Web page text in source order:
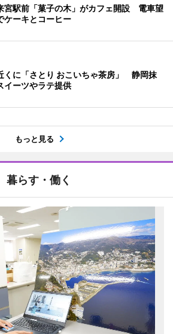
宮駅前「菓子の木」がカフェ開設 電車望
ケーキとコーヒー
くに「さとり おこいちゃ茶房」 静岡抹
イーツやラテ提供
もっと見る
暮らす・働く